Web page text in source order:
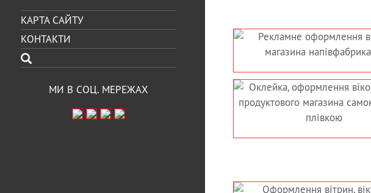
КАРТА САЙТУ
КОНТАКТИ
МИ В СОЦ. МЕРЕЖАХ
ОФОРМЛЕННЯ
ВІТРИНИ МАГАЗИНА
БРЕНДУВАННЯ ДВЕРЕЙ В
ОФІСІ, ЕФЕКТ ПАМОРОЗЬ
ВІКОН, ВІТРИН
ОФОРМЛЕННЯ,
БРЕНДУВАННЯ ВІТРИН